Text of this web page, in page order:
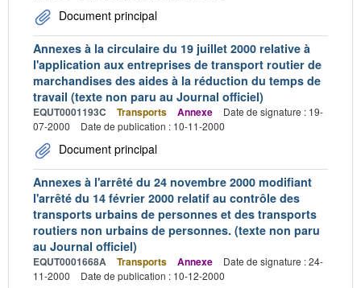
Document principal
Annexes à la circulaire du 19 juillet 2000 relative à
l'application aux entreprises de transport routier de
marchandises des aides à la réduction du temps de
travail (texte non paru au Journal officiel)
EQUT0001193C Transports Annexe
Date de signature : 19-
07-2000
Date de publication : 10-11-2000
Document principal
Annexes à l'arrêté du 24 novembre 2000 modifiant
l'arrêté du 14 février 2000 relatif au contrôle des
transports urbains de personnes et des transports
routiers non urbains de personnes. (texte non paru
au Journal officiel)
EQUT0001668A Transports Annexe
Date de signature : 24-
11-2000
Date de publication : 10-12-2000